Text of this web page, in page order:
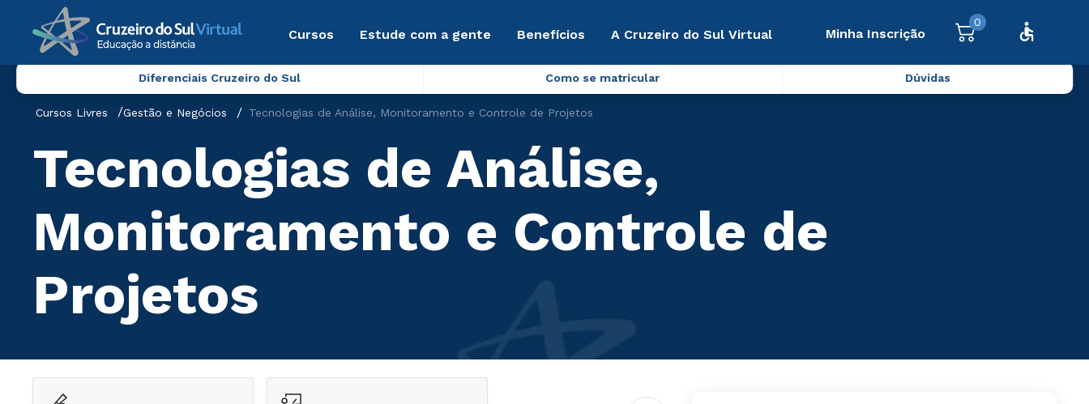
Cursos Estude com a gente Benefícios A Cruzeiro do Sul Virtual Minha Inscrição
0
Diferenciais Cruzeiro do Sul Como se matricular Dúvidas
Cursos Livres Gestão e Negócios Tecnologias de Análise, Monitoramento e Controle de Projetos
Tecnologias de Análise,
Monitoramento e Controle de
Projetos